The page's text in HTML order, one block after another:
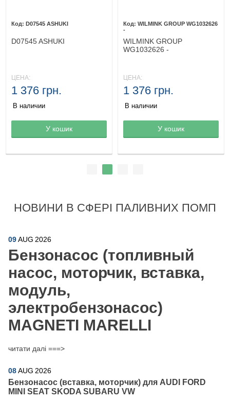
Товар в корзине
D07545 ASHUKI
D07545 ASHUKI
ЦЕНА:
1 376 грн.
В наличии
У кошик Товар в корзине
WILMINK GROUP WG1032626
-
WILMINK GROUP
WG1032626 -
ЦЕНА:
1 376 грн.
В наличии
У кошик
НОВИНИ В СФЕРІ ПАЛИВНИХ ПОМП
09AUG 2026
Бензонасос (топливный
насос, моторчик, вставка,
модуль,
электробензонасос)
MAGNETI MARELLI
читати далі ===>
08AUG 2026
Бензонасос (вставка, моторчик) для AUDI FORD
MINI SEAT SKODA SUBARU VW